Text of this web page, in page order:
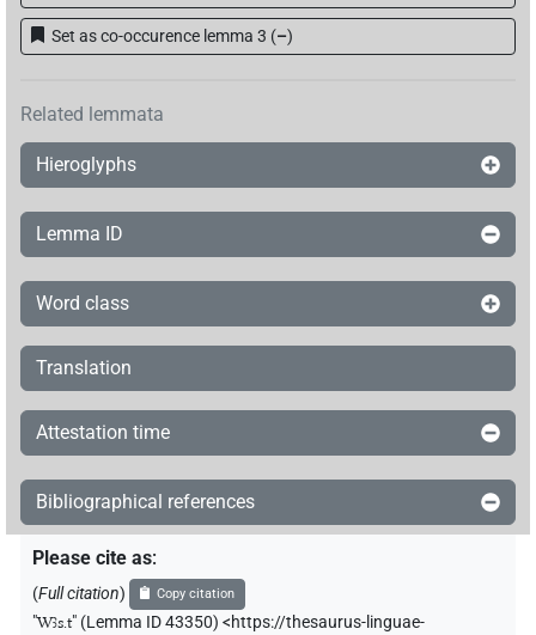
Set as co-occurence lemma 3 (–)
Related lemmata
Hieroglyphs
Lemma ID
Word class
Translation
Attestation time
Bibliographical references
Please cite as:
(Full citation) Copy citation
"Wꜣs.t" (Lemma ID 43350) <https://thesaurus-linguae-